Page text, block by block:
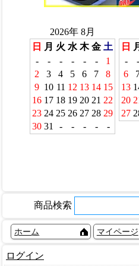
商品検索
ホーム マイページ
ログイン